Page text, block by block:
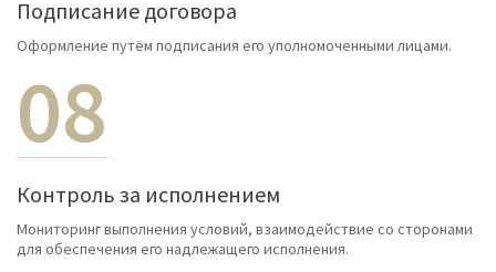
Подписание договора
Оформление путём подписания его уполномоченными лицами.
08
Контроль за исполнением
Мониторинг выполнения условий, взаимодействие со сторонами
для обеспечения его надлежащего исполнения.